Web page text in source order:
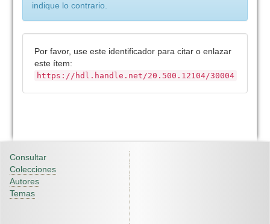
indique lo contrario.
Por favor, use este identificador para citar o enlazar
este ítem:
https://hdl.handle.net/20.500.12104/30004
Consultar
Colecciones
Autores
Temas